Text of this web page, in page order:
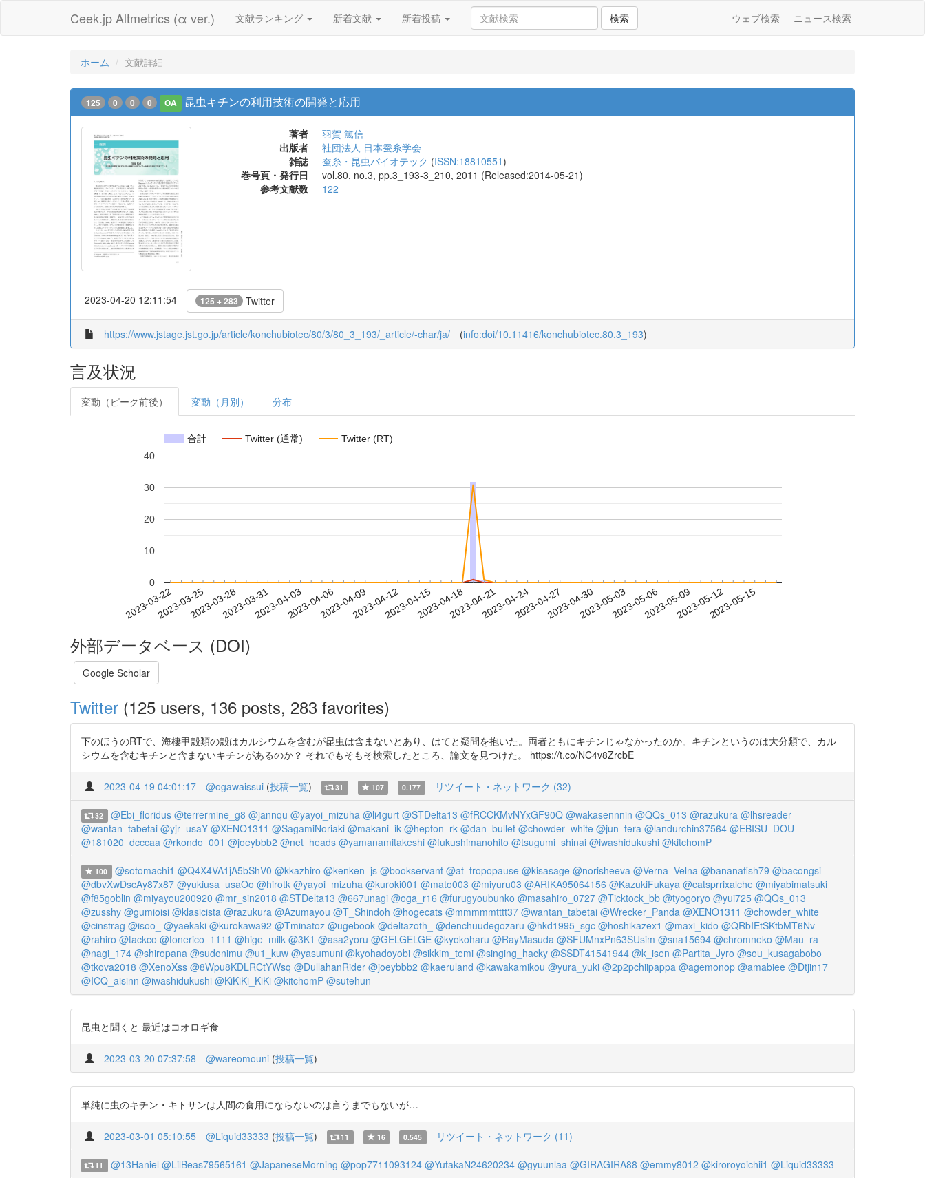
Ceek.jp Altmetrics (α ver.) 文献ランキング 新着文献 新着投稿 検索 ウェブ検索 ニュース検索
ホーム 文献詳細
125 0 0 0 OA 昆虫キチンの利用技術の開発と応用
著者
羽賀 篤信
出版者
社団法人 日本蚕糸学会
雑誌
蚕糸・昆虫バイオテック (ISSN:18810551)
巻号頁・発行日
vol.80, no.3, pp.3_193-3_210, 2011 (Released:2014-05-21)
参考文献数
122
2023-04-20 12:11:54 125 + 283 Twitter
https://www.jstage.jst.go.jp/article/konchubiotec/80/3/80_3_193/_article/-char/ja/ (info:doi/10.11416/konchubiotec.80.3_193)
言及状況
変動（ピーク前後） 変動（月別） 分布
合計 Twitter (通常) Twitter (RT)
2023-03-222023-03-252023-03-282023-03-312023-04-032023-04-062023-04-092023-04-122023-04-152023-04-182023-04-212023-04-242023-04-272023-04-302023-05-032023-05-062023-05-092023-05-122023-05-15
0
10
20
30
40
外部データベース (DOI)
Google Scholar
Twitter (125 users, 136 posts, 283 favorites)
下のほうのRTで、海棲甲殻類の殻はカルシウムを含むが昆虫は含まないとあり、はてと疑問を抱いた。両者ともにキチンじゃなかったのか。キチンというのは大分類で、カル
シウムを含むキチンと含まないキチンがあるのか？ それでもそもそ検索したところ、論文を見つけた。 https://t.co/NC4v8ZrcbE
2023-04-19 04:01:17 @ogawaissui (投稿一覧) 31 107 0.177 リツイート・ネットワーク (32)
32 @Ebi_floridus @terrermine_g8 @jannqu @yayoi_mizuha @li4gurt @STDelta13 @fRCCKMvNYxGF90Q @wakasennnin @QQs_013 @razukura @lhsreader
@wantan_tabetai @yjr_usaY @XENO1311 @SagamiNoriaki @makani_ik @hepton_rk @dan_bullet @chowder_white @jun_tera @landurchin37564 @EBISU_DOU
@181020_dcccaa @rkondo_001 @joeybbb2 @net_heads @yamanamitakeshi @fukushimanohito @tsugumi_shinai @iwashidukushi @kitchomP
100 @sotomachi1 @Q4X4VA1jA5bShV0 @kkazhiro @kenken_js @bookservant @at_tropopause @kisasage @norisheeva @Verna_Velna @bananafish79 @bacongsi
@dbvXwDscAy87x87 @yukiusa_usaOo @hirotk @yayoi_mizuha @kuroki001 @mato003 @miyuru03 @ARIKA95064156 @KazukiFukaya @catsprrixalche @miyabimatsuki
@f85goblin @miyayou200920 @mr_sin2018 @STDelta13 @667unagi @oga_r16 @furugyoubunko @masahiro_0727 @Ticktock_bb @tyogoryo @yui725 @QQs_013
@zusshy @gumioisi @klasicista @razukura @Azumayou @T_Shindoh @hogecats @mmmmmtttt37 @wantan_tabetai @Wrecker_Panda @XENO1311 @chowder_white
@cinstrag @isoo_ @yaekaki @kurokawa92 @Tminatoz @ugebook @deltazoth_ @denchuudegozaru @hkd1995_sgc @hoshikazex1 @maxi_kido @QRbIEtSKtbMT6Nv
@rahiro @tackco @tonerico_1111 @hige_milk @3K1 @asa2yoru @GELGELGE @kyokoharu @RayMasuda @SFUMnxPn63SUsim @sna15694 @chromneko @Mau_ra
@nagi_174 @shiropana @sudonimu @u1_kuw @yasumuni @kyohadoyobi @sikkim_temi @singing_hacky @SSDT41541944 @k_isen @Partita_Jyro @sou_kusagabobo
@tkova2018 @XenoXss @8Wpu8KDLRCtYWsq @DullahanRider @joeybbb2 @kaeruland @kawakamikou @yura_yuki @2p2pchiipappa @agemonop @amabiee @Dtjin17
@ICQ_aisinn @iwashidukushi @KiKiKi_KiKi @kitchomP @sutehun
昆虫と聞くと 最近はコオロギ食
2023-03-20 07:37:58 @wareomouni (投稿一覧)
単純に虫のキチン・キトサンは人間の食用にならないのは言うまでもないが…
2023-03-01 05:10:55 @Liquid33333 (投稿一覧) 11 16 0.545 リツイート・ネットワーク (11)
11 @13Haniel @LilBeas79565161 @JapaneseMorning @pop7711093124 @YutakaN24620234 @gyuunlaa @GIRAGIRA88 @emmy8012 @kiroroyoichii1 @Liquid33333